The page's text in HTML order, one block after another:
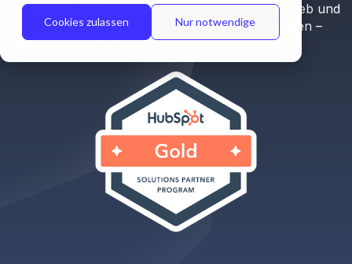
Cookies zulassen Nur notwendige
Wir helfen B2B-Unternehmen, Marketing, Vertrieb und
Service in ein funktionierendes System zu bringen –
damit aus Kontakten planbarer Umsatz wird.